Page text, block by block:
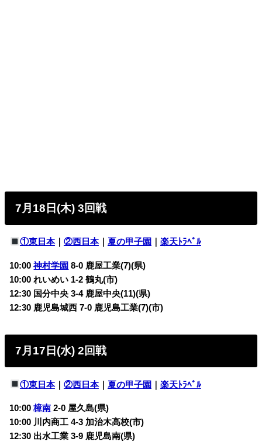
7月18日(木) 3回戦
①東日本｜ ②西日本｜ 夏の甲子園 楽天ﾄﾗﾍﾞﾙ
10:00神村学園 8-0 鹿屋工業(7)(県)
10:00 れいめい 1-2鶴丸(市)
12:30 国分中央 3-4 鹿屋中央(11)(県)
12:30 鹿児島城西 7-0 鹿児島工業(7)(市)
7月17日(水) 2回戦
①東日本｜ ②西日本｜ 夏の甲子園 ｜ 楽天ﾄﾗﾍﾞﾙ
10:00樟南 2-0 屋久島(県)
10:00 川内商工 4-3 加治木高校(市)
12:30 出水工業 3-9 鹿児島南(県)